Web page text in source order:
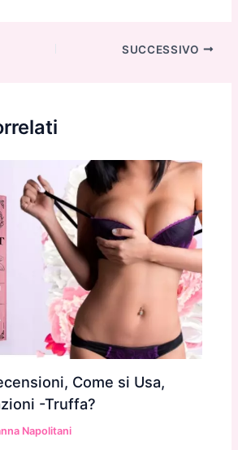
SUCCESSIVO
Come si Usa,
-Truffa?
Napolitani